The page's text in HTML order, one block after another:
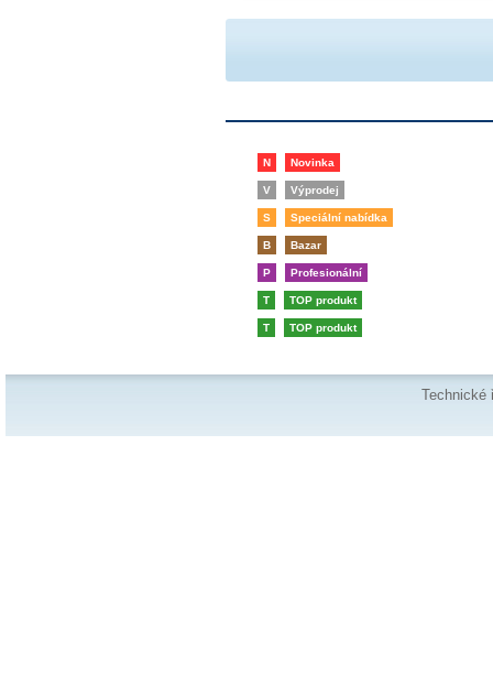
N Novinka
V Výprodej
S Speciální nabídka
B Bazar
P Profesionální
T TOP produkt
T TOP produkt